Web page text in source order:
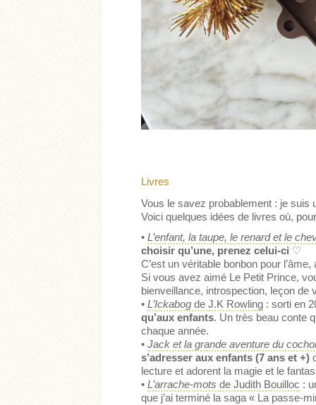
Livres
Vous le savez probablement : je suis
Voici quelques idées de livres où,
•L’enfant, la taupe, le renard et le
choisir qu’une, prenez celui-ci ♡
C’est un véritable bonbon pour
Si vous avez aimé Le Petit Prince,
bienveillance, introspection, leçon de
•L’Ickabog de J.K Rowling : sorti en
qu’aux enfants. Un très beau conte
chaque année.
•Jack et la grande aventure du
s’adresser aux enfants (7 ans et +)
lecture et adorent la magie et le
•L’arrache-mots de Judith Bouilloc :
que j’ai terminé la saga « La passe-